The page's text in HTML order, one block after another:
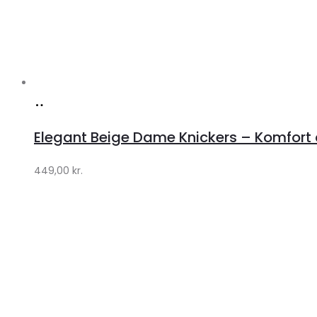
Klædeskabet.dk
Elegant Beige Dame Knickers – Komfort
449,00 kr.